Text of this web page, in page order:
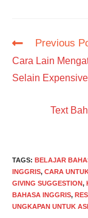
Read
articles
Previous
Cara Lain
Selain Expensive
Text
TAGS: BELAJAR
INGGRIS, CARA
GIVING SUGGESTION,
BAHASA INGGRIS,
UNGKAPAN UNTUK